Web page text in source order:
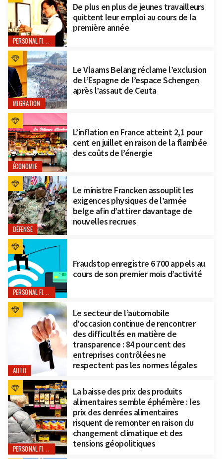
PERSONAL FINANCE
De plus en plus de jeunes travailleurs
quittent leur emploi au cours de la
première année
MIGRATION
Le Vlaams Belang réclame l’exclusion
de l’Espagne de l’espace Schengen
après l’assaut de Ceuta
ÉCONOMIE
L’inflation en France atteint 2,1 pour
cent en juillet en raison de la flambée
des coûts de l’énergie
DÉFENSE
Le ministre Francken assouplit les
exigences physiques de l’armée
belge afin d’attirer davantage de
nouvelles recrues
PERSONAL FINANCE
Fraudstop enregistre 6 700 appels au
cours de son premier mois d’activité
AUTO
Le secteur de l’automobile
d’occasion continue de rencontrer
des difficultés en matière de
transparence : 84 pour cent des
entreprises contrôlées ne
respectent pas les normes légales
PERSONAL FINANCE
La baisse des prix des produits
alimentaires semble éphémère : les
prix des denrées alimentaires
risquent de remonter en raison du
changement climatique et des
tensions géopolitiques